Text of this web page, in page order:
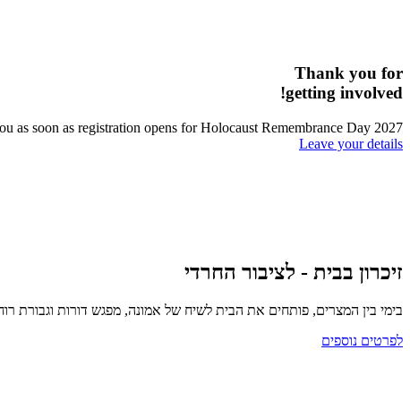
Thank you for
getting involved!
soon as registration opens for Holocaust Remembrance Day 2027.
Leave your details
זיכרון בבית - לציבור החרדי
בימי בין המצרים, פותחים את הבית לשיח של אמונה, מפגש דורות וגבורת
לפרטים נוספים